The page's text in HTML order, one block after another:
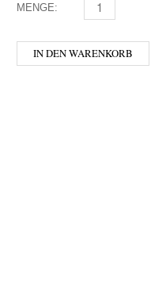
MENGE: DAMBACHLER
IN DEN WARENKORB